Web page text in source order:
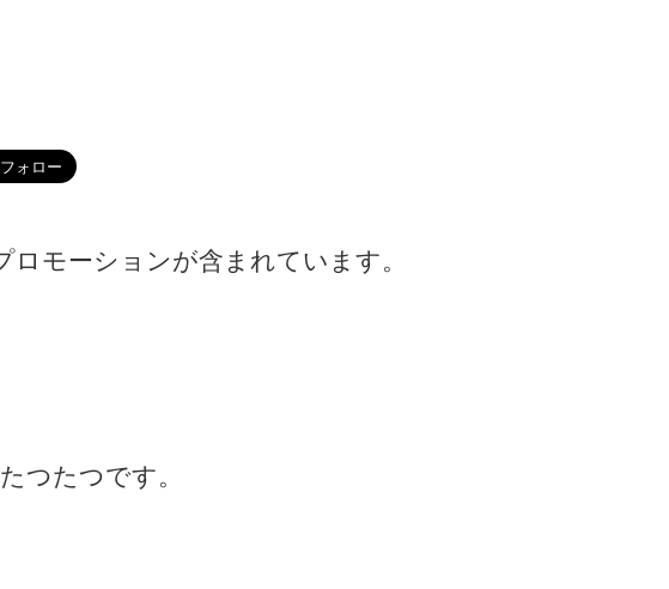
ロモーションが含まれています。
つたつです。